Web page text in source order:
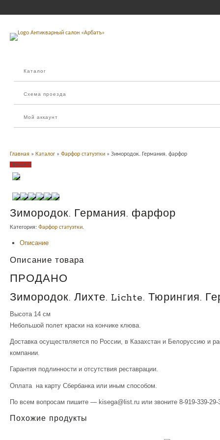
Каталог
Схема проезда
Мой аккаунт
Главная » Каталог » Фарфор статуэтки » Зимородок. Германия. фарфор
Продано
Зимородок. Германия. фарфор
Категория: Фарфор статуэтки.
Описание
Описание товара
ПРОДАНО
Зимородок. Лихте. Lichte. Тюрингия.
Высота 14 см
Небольшой полет краски на кончике клюва.
Доставка осуществляется по России, в Казахстан и Белоруссию и
компании.
Гарантия подлинности и отсутствия реставрации.
Оплата на карту Сбербанка или иным способом.
По всем вопросам пишите — kisega@list.ru или звоните 8-919-339-29-
Похожие продукты